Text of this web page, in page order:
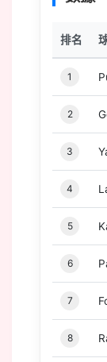
排名
1
2
3
4
5
6
7
8